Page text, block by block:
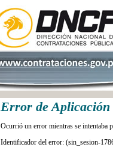
Error de Aplicación
Ocurrió un error mientras se intentaba
Identificador del error: (sin_sesion-